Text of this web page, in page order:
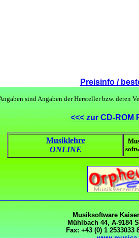
Preisinfo /
sind Angaben der Hersteller bzw. deren
<<< zur CD-ROM
Musiklehre
ONLINE
Musiksoftware
Mühlbach 44, A-9184
Fax: +43 (0) 1 2533033